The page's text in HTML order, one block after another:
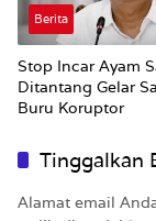
Berita
Stop Incar Ayam
Ditantang Gelar
Buru Koruptor
Tinggalkan
Alamat email